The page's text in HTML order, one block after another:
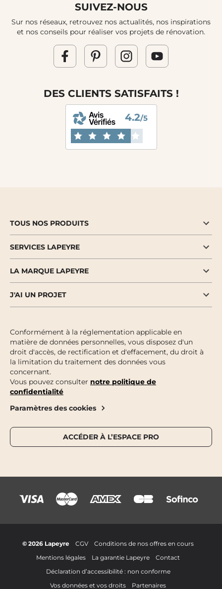
SUIVEZ-NOUS
Sur nos réseaux, retrouvez nos actualités, nos inspirations
et nos conseils pour réaliser vos projets de rénovation.
DES CLIENTS SATISFAITS !
4.2/5
TOUS NOS PRODUITS
SERVICES LAPEYRE
LA MARQUE LAPEYRE
J'AI UN PROJET
Conformément à la réglementation applicable en
matière de données personnelles, vous disposez d'un
droit d'accès, de rectification et d'effacement, du droit à
la limitation du traitement des données vous
concernant.
Vous pouvez consulter notre politique de
confidentialité
Paramètres des cookies
ACCÉDER À L’ESPACE PRO
© 2026 Lapeyre CGV
Conditions de nos offres en cours
Mentions légales
La garantie Lapeyre
Contact
Déclaration d’accessibilité : non conforme
Vos données et vos droits
Partenaires